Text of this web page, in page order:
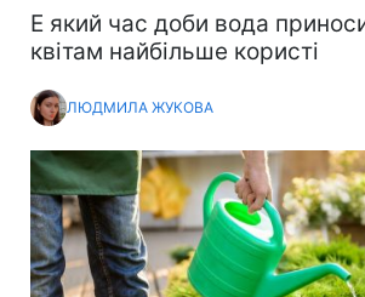
E який час доби вода
квітам найбільше користі
ЛЮДМИЛА ЖУКОВА